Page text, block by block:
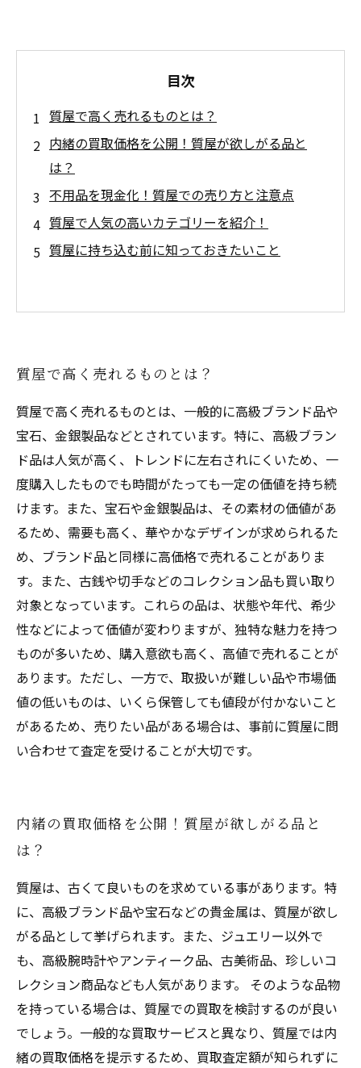
目次
質屋で高く売れるものとは？
内緒の買取価格を公開！質屋が欲しがる品と
は？
不用品を現金化！質屋での売り方と注意点
質屋で人気の高いカテゴリーを紹介！
質屋に持ち込む前に知っておきたいこと
質屋で高く売れるものとは？
質屋で高く売れるものとは、一般的に高級ブランド品や
宝石、金銀製品などとされています。特に、高級ブラン
ド品は人気が高く、トレンドに左右されにくいため、一
度購入したものでも時間がたっても一定の価値を持ち続
けます。また、宝石や金銀製品は、その素材の価値があ
るため、需要も高く、華やかなデザインが求められるた
め、ブランド品と同様に高価格で売れることがありま
す。また、古銭や切手などのコレクション品も買い取り
対象となっています。これらの品は、状態や年代、希少
性などによって価値が変わりますが、独特な魅力を持つ
ものが多いため、購入意欲も高く、高値で売れることが
あります。ただし、一方で、取扱いが難しい品や市場価
値の低いものは、いくら保管しても値段が付かないこと
があるため、売りたい品がある場合は、事前に質屋に問
い合わせて査定を受けることが大切です。
内緒の買取価格を公開！質屋が欲しがる品と
は？
質屋は、古くて良いものを求めている事があります。特
に、高級ブランド品や宝石などの貴金属は、質屋が欲し
がる品として挙げられます。また、ジュエリー以外で
も、高級腕時計やアンティーク品、古美術品、珍しいコ
レクション商品なども人気があります。 そのような品物
を持っている場合は、質屋での買取を検討するのが良い
でしょう。一般的な買取サービスと異なり、質屋では内
緒の買取価格を提示するため、買取査定額が知られずに